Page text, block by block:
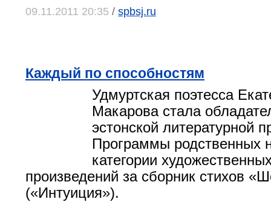
09.11.2011 20:35 / spbsj.ru
Каждый по способностям
Удмуртская поэтесса
Макарова стала
эстонской литературной
Программы родственных
категории
произведений за сборник стихов
(«Интуиция»).